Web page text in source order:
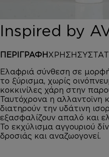
AUSTRALIAN GOLD
HOROMIA
SPECIAL OFFERS
ΣΥΝΔΕΣΗ
ΚΑΛΑΘΙ
Inspired by
ΠΕΡΙΓΡΑΦΗ ΧΡΗΣΗ
Ελαφριά σύνθεση σε
το ξύρισμα, χωρίς
κοκκινίλες χάρη στην
Ταυτόχρονα η αλλαντοϊνη
διατηρούν την υδάτινη
εξασφαλίζουν απαλό και
Το εκχύλισμα αγγουριού
δροσιάς και αναζωογονεί.